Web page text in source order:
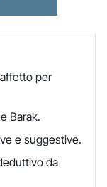
per
Barak.
e suggestive.
da